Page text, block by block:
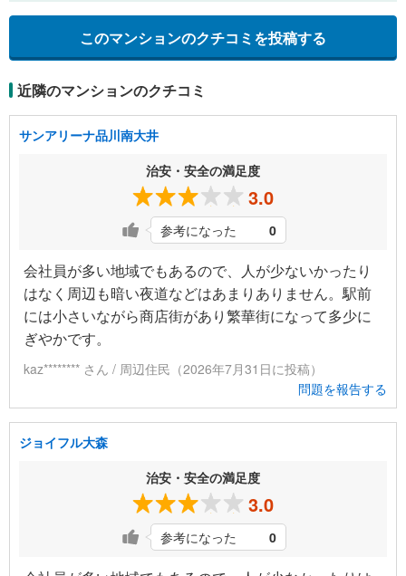
このマンションのクチコミを投稿する
近隣のマンションのクチコミ
サンアリーナ品川南大井
治安・安全の満足度
3.0
参考になった 0
会社員が多い地域でもあるので、人が少ないかったり
はなく周辺も暗い夜道などはあまりありません。駅前
には小さいながら商店街があり繁華街になって多少に
ぎやかです。
kaz******** さん / 周辺住民（2026年7月31日に投稿）
問題を報告する
ジョイフル大森
治安・安全の満足度
3.0
参考になった 0